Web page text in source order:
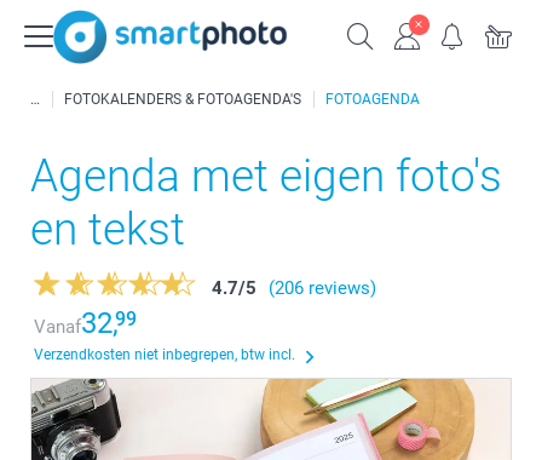
FOTOKALENDERS & FOTOAGENDA'S FOTOAGENDA
Agenda met eigen foto's
en tekst
4.7/5
(206 reviews)
Vanaf32,99
Verzendkosten niet inbegrepen, btw incl.